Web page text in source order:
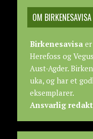
OM BIRKENESAVISA
Birkenesavisaer
Herefoss og
Aust-Agder.
uka, og har et
eksemplarer.
Ansvarlig